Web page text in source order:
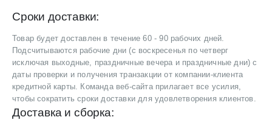
Сроки доставки:
Товар будет доставлен в течение 60 - 90 рабочих дней.
Подсчитываются рабочие дни (с воскресенья по четверг
исключая выходные, праздничные вечера и праздничные дни) с
даты проверки и получения транзакции от компании-клиента
кредитной карты. Команда веб-сайта прилагает все усилия,
чтобы сократить сроки доставки для удовлетворения клиентов.
Доставка и сборка: